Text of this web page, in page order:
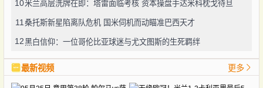
10米兰高层洗牌在即：塔雷面临考核 资本操盘手达米科枕戈待旦
11 桑托斯新星陷离队危机 国米伺机而动瞄准巴西天才
12黑白信仰：一位哥伦比亚球迷与尤文图斯的生死羁绊
最新视频 更多